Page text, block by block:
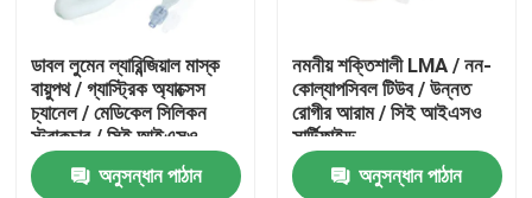
কারখানা ভ্রমণ
মান নিয়ন্ত্রণ
ডাবল লুমেন ল্যারিন্জিয়াল মাস্ক
বায়ুপথ / গ্যাস্ট্রিক অ্যাক্সেস
চ্যানেল / মেডিকেল সিলিকন
স্ট্রাকচার / সিই আইএসও
অনুসন্ধান পাঠান
নমনীয় শক্তিশালী LMA / নন-
কোল্যাপসিবল টিউব / উন্নত
রোগীর আরাম / সিই আইএসও
সার্টিফাইড
অনুসন্ধান পাঠান